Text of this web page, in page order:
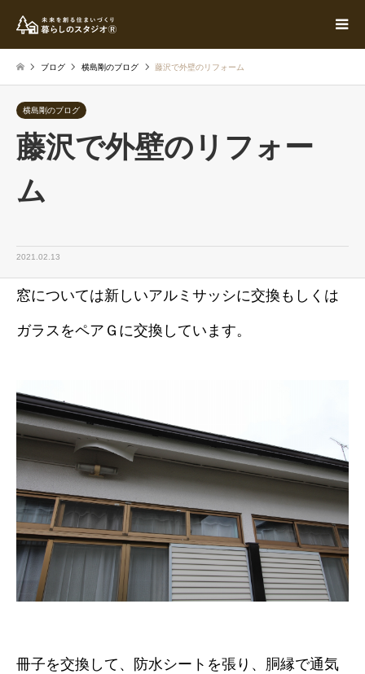
ブログ 横島剛のブログ 藤沢で外壁のリフォーム
横島剛のブログ
藤沢で外壁のリフォー
ム
2021.02.13
窓については新しいアルミサッシに交換もしくは
ガラスをペアＧに交換しています。
冊子を交換して、防水シートを張り、胴縁で通気